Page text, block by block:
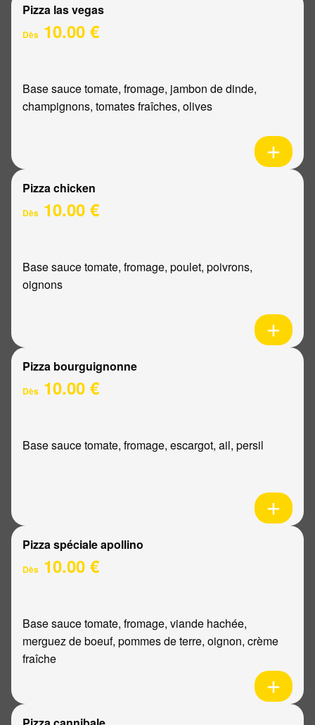
Pizza las vegas
Dès 10.00 €
Base sauce tomate, fromage, jambon de dinde,
champignons, tomates fraîches, olives
Pizza chicken
Dès 10.00 €
Base sauce tomate, fromage, poulet, poivrons,
oignons
Pizza bourguignonne
Dès 10.00 €
Base sauce tomate, fromage, escargot, ail, persil
Pizza spéciale apollino
Dès 10.00 €
Base sauce tomate, fromage, viande hachée,
merguez de boeuf, pommes de terre, oignon, crème
fraîche